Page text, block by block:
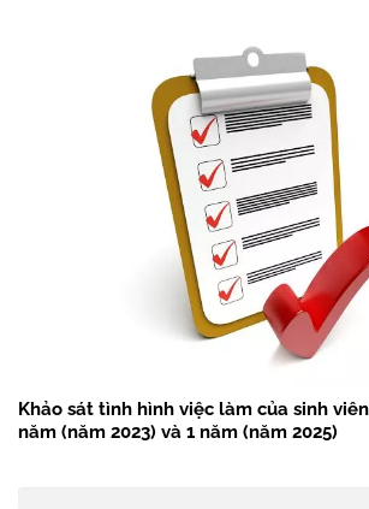
Khảo sát tình hình việc làm của sinh
năm (năm 2023) và 1 năm (năm 2025)